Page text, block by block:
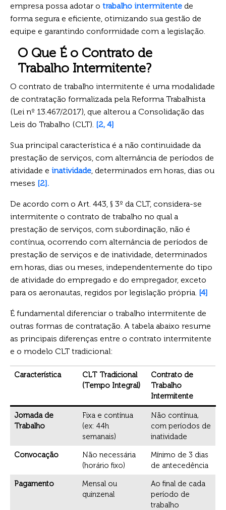
empresa possa adotar o trabalho intermitente de
forma segura e eficiente, otimizando sua gestão de
equipe e garantindo conformidade com a legislação.
O Que É o Contrato de
Trabalho Intermitente?
O contrato de trabalho intermitente é uma modalidade
de contratação formalizada pela Reforma Trabalhista
(Lei nº 13.467/2017), que alterou a Consolidação das
Leis do Trabalho (CLT). [2, 4]
Sua principal característica é a não continuidade da
prestação de serviços, com alternância de períodos de
atividade e inatividade, determinados em horas, dias ou
meses [2].
De acordo com o Art. 443, § 3º da CLT, considera-se
intermitente o contrato de trabalho no qual a
prestação de serviços, com subordinação, não é
contínua, ocorrendo com alternância de períodos de
prestação de serviços e de inatividade, determinados
em horas, dias ou meses, independentemente do tipo
de atividade do empregado e do empregador, exceto
para os aeronautas, regidos por legislação própria. [4]
É fundamental diferenciar o trabalho intermitente de
outras formas de contratação. A tabela abaixo resume
as principais diferenças entre o contrato intermitente
e o modelo CLT tradicional:
Característica
CLT Tradicional
(Tempo Integral)
Contrato de
Trabalho
Intermitente
Jornada de
Trabalho
Fixa e contínua
(ex: 44h
semanais)
Não contínua,
com períodos de
inatividade
Convocação
Não necessária
(horário fixo)
Mínimo de 3 dias
de antecedência
Pagamento
Mensal ou
quinzenal
Ao final de cada
período de
trabalho